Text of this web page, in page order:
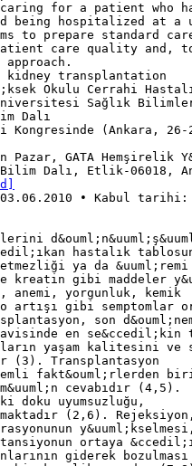
for a patient who
being hospitalized at
to prepare standard
care quality and, to
kidney transplantation
Okulu Cerrahi
Sağlık
Dalı
Kongresinde (Ankara, 26-
GATA Hemşirelik
Dalı, Etlik-06018,